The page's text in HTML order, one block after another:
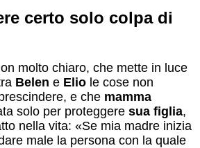
certo solo colpa di
molto chiaro, che mette in luce
Belen e Elio le cose non
e che mamma
solo per proteggere sua figlia,
nella vita: «Se mia madre inizia
male la persona con la quale